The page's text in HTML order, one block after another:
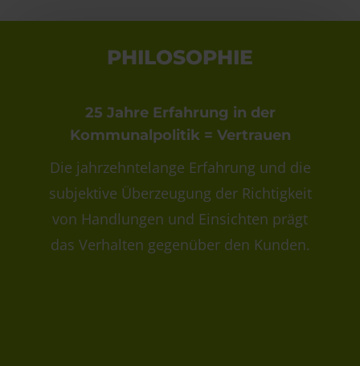
PHILOSOPHIE
25 Jahre Erfahrung in der
Kommunalpolitik = Vertrauen
Die jahrzehntelange Erfahrung und die
subjektive Überzeugung der Richtigkeit
von Handlungen und Einsichten prägt
das Verhalten gegenüber den Kunden.